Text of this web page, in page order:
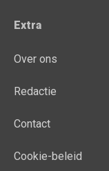
Extra
Over ons
Redactie
Contact
Cookie-beleid